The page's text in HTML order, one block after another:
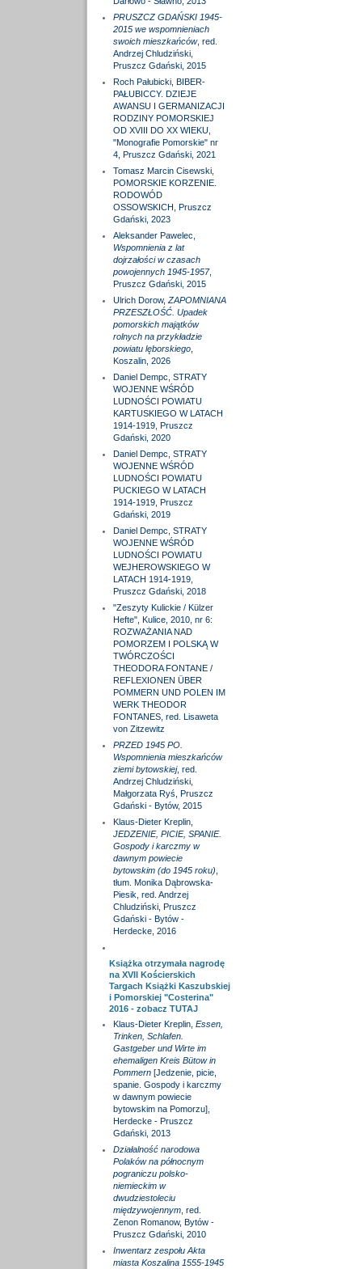
PRUSZCZ GDAŃSKI 1945-
2015 we wspomnieniach
swoich mieszkańców, red.
Andrzej Chludziński,
Pruszcz Gdański, 2015
Roch Pałubicki, BIBER-
PAŁUBICCY. DZIEJE
AWANSU I GERMANIZACJI
RODZINY POMORSKIEJ
OD XVIII DO XX WIEKU,
"Monografie Pomorskie" nr
4, Pruszcz Gdański, 2021
Tomasz Marcin Cisewski,
POMORSKIE KORZENIE.
RODOWÓD
OSSOWSKICH, Pruszcz
Gdański, 2023
Aleksander Pawelec,
Wspomnienia z lat
dojrzałości w czasach
powojennych 1945-1957,
Pruszcz Gdański, 2015
Ulrich Dorow, ZAPOMNIANA
PRZESZŁOŚĆ. Upadek
pomorskich majątków
rolnych na przykładzie
powiatu lęborskiego,
Koszalin, 2026
Daniel Dempc, STRATY
WOJENNE WŚRÓD
LUDNOŚCI POWIATU
KARTUSKIEGO W LATACH
1914-1919, Pruszcz
Gdański, 2020
Daniel Dempc, STRATY
WOJENNE WŚRÓD
LUDNOŚCI POWIATU
PUCKIEGO W LATACH
1914-1919, Pruszcz
Gdański, 2019
Daniel Dempc, STRATY
WOJENNE WŚRÓD
LUDNOŚCI POWIATU
WEJHEROWSKIEGO W
LATACH 1914-1919,
Pruszcz Gdański, 2018
"Zeszyty Kulickie / Külzer
Hefte", Kulice, 2010, nr 6:
ROZWAŻANIA NAD
POMORZEM I POLSKĄ W
TWÓRCZOŚCI
THEODORA FONTANE /
REFLEXIONEN ÜBER
POMMERN UND POLEN IM
WERK THEODOR
FONTANES, red. Lisaweta
von Zitzewitz
PRZED 1945 PO.
Wspomnienia mieszkańców
ziemi bytowskiej, red.
Andrzej Chludziński,
Małgorzata Ryś, Pruszcz
Gdański - Bytów, 2015
Klaus-Dieter Kreplin,
JEDZENIE, PICIE, SPANIE.
Gospody i karczmy w
dawnym powiecie
bytowskim (do 1945 roku)
tłum. Monika Dąbrowska-
Piesik, red. Andrzej
Chludziński, Pruszcz
Gdański - Bytów -
Herdecke, 2016
Książka otrzymała nagrodę
na XVII Kościerskich
Targach Książki Kaszubskiej
i Pomorskiej "Costerina"
2016 - zobacz TUTAJ
Klaus-Dieter Kreplin, Essen,
Trinken, Schlafen.
Gastgeber und Wirte im
ehemaligen Kreis Bütow in
Pommern[Jedzenie, picie,
spanie. Gospody i karczmy
w dawnym powiecie
bytowskim na Pomorzu],
Herdecke - Pruszcz
Gdański, 2013
Działalność narodowa
Polaków na północnym
pograniczu polsko-
niemieckim w
dwudziestoleciu
międzywojennym, red.
Zenon Romanow, Bytów -
Pruszcz Gdański, 2010
Inwentarz zespołu Akta
miasta Koszalina 1555-1945